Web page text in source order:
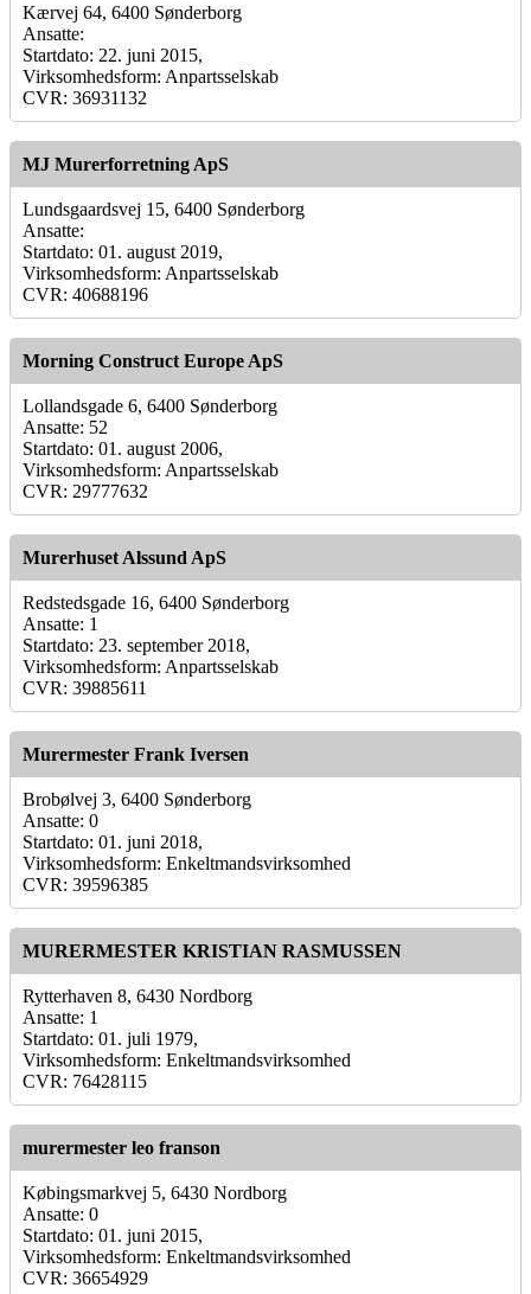
Kærvej 64, 6400 Sønderborg
Ansatte:
Startdato: 22. juni 2015,
Virksomhedsform: Anpartsselskab
CVR: 36931132
MJ Murerforretning ApS
Lundsgaardsvej 15, 6400 Sønderborg
Ansatte:
Startdato: 01. august 2019,
Virksomhedsform: Anpartsselskab
CVR: 40688196
Morning Construct Europe ApS
Lollandsgade 6, 6400 Sønderborg
Ansatte: 52
Startdato: 01. august 2006,
Virksomhedsform: Anpartsselskab
CVR: 29777632
Murerhuset Alssund ApS
Redstedsgade 16, 6400 Sønderborg
Ansatte: 1
Startdato: 23. september 2018,
Virksomhedsform: Anpartsselskab
CVR: 39885611
Murermester Frank Iversen
Brobølvej 3, 6400 Sønderborg
Ansatte: 0
Startdato: 01. juni 2018,
Virksomhedsform: Enkeltmandsvirksomhed
CVR: 39596385
MURERMESTER KRISTIAN RASMUSSEN
Rytterhaven 8, 6430 Nordborg
Ansatte: 1
Startdato: 01. juli 1979,
Virksomhedsform: Enkeltmandsvirksomhed
CVR: 76428115
murermester leo franson
Købingsmarkvej 5, 6430 Nordborg
Ansatte: 0
Startdato: 01. juni 2015,
Virksomhedsform: Enkeltmandsvirksomhed
CVR: 36654929